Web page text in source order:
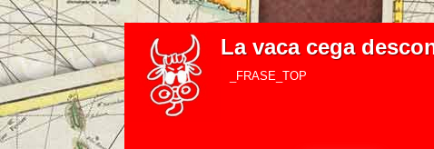
La vaca cega
_FRASE_TOP